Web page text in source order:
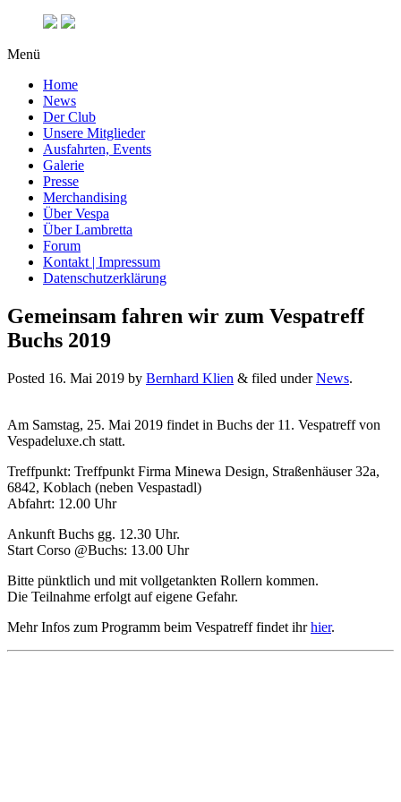
Menü
Home
News
Der Club
Unsere Mitglieder
Ausfahrten, Events
Galerie
Presse
Merchandising
Über Vespa
Über Lambretta
Forum
Kontakt | Impressum
Datenschutzerklärung
Gemeinsam fahren wir zum Vespatreff
Buchs 2019
Posted 16. Mai 2019 by Bernhard Klien & filed underNews.
Am Samstag, 25. Mai 2019 findet in Buchs der 11. Vespatreff von
Vespadeluxe.ch statt.
Treffpunkt: Treffpunkt Firma Minewa Design, Straßenhäuser 32a,
6842, Koblach (neben Vespastadl)
Abfahrt: 12.00 Uhr
Ankunft Buchs gg. 12.30 Uhr.
Start Corso @Buchs: 13.00 Uhr
Bitte pünktlich und mit vollgetankten Rollern kommen.
Die Teilnahme erfolgt auf eigene Gefahr.
Mehr Infos zum Programm beim Vespatreff findet ihrhier.